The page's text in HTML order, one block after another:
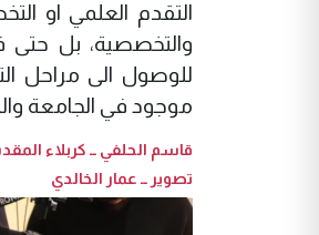
التقدم العلمي او
والتخصصية، بل حتى
للوصول الى مراحل
موجود في الجامعة
قاسم الحلفي ــ كربلاء
تصوير ــ عمار الخالدي